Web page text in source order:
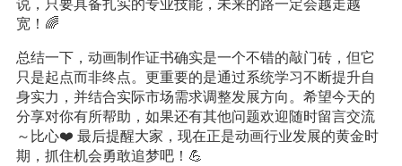
说，只要具备扎实的专业技能，未来的路一定会越走越
宽！🌈
总结一下，动画制作证书确实是一个不错的敲门砖，但它
只是起点而非终点。更重要的是通过系统学习不断提升自
身实力，并结合实际市场需求调整发展方向。希望今天的
分享对你有所帮助，如果还有其他问题欢迎随时留言交流
～比心❤️ 最后提醒大家，现在正是动画行业发展的黄金时
期，抓住机会勇敢追梦吧！💪